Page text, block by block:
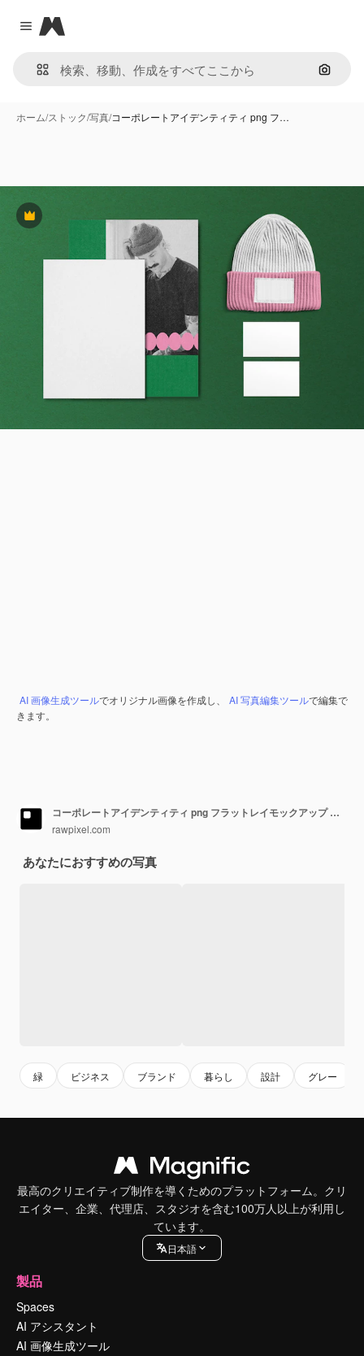
Close menu
Magnific
画像で
ホーム/ストック/写真/コーポレートアイデンティティ png フ…
Premium
AI 画像生成ツールでオリジナル画像を作成し、 AI 写真編集ツールで編集で
きます。
コーポレートアイデンティティ png フラットレイモックアップ 透明デザイン
rawpixel.com
あなたにおすすめの写真
緑 ビジネス ブランド 暮らし 設計 グレー
最高のクリエイティブ制作を導くためのプラットフォーム。クリ
エイター、企業、代理店、スタジオを含む100万人以上が利用し
ています。
日本語
製品
Spaces
AI アシスタント
AI 画像生成ツール